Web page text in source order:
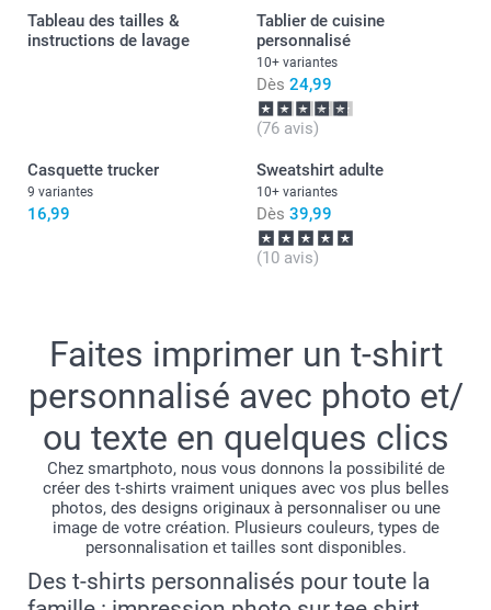
19,5 cm
XXL
77,2 cm
61,5 cm
20 cm
Florence@smartphoto
Tableau des tailles &
instructions de lavage
Tablier de cuisine
personnalisé
10+ variantes
Dès 24,99
(76 avis)
Casquette trucker
9 variantes
16,99
Sweatshirt adulte
10+ variantes
Dès 39,99
(10 avis)
Faites imprimer un t-shirt
personnalisé avec photo et/
ou texte en quelques clics
Chez smartphoto, nous vous donnons la possibilité de
créer des t-shirts vraiment uniques avec vos plus belles
photos, des designs originaux à personnaliser ou une
image de votre création. Plusieurs couleurs, types de
personnalisation et tailles sont disponibles.
Des t-shirts personnalisés pour toute la